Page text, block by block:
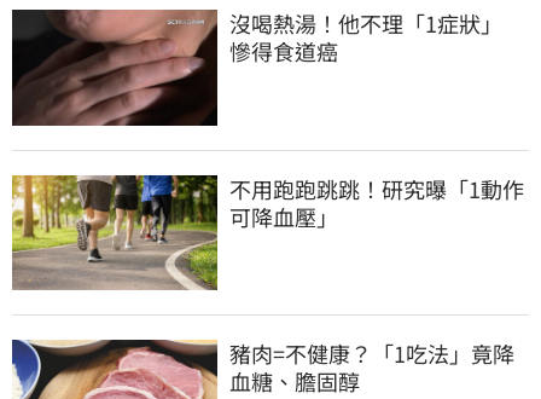
沒喝熱湯！他不理「1症狀」
慘得食道癌
不用跑跑跳跳！研究曝「1動作
可降血壓」
豬肉=不健康？「1吃法」竟降
血糖、膽固醇